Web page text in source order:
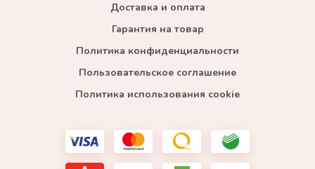
Доставка и оплата
Гарантия на товар
Политика конфиденциальности
Пользовательское соглашение
Политика использования cookie